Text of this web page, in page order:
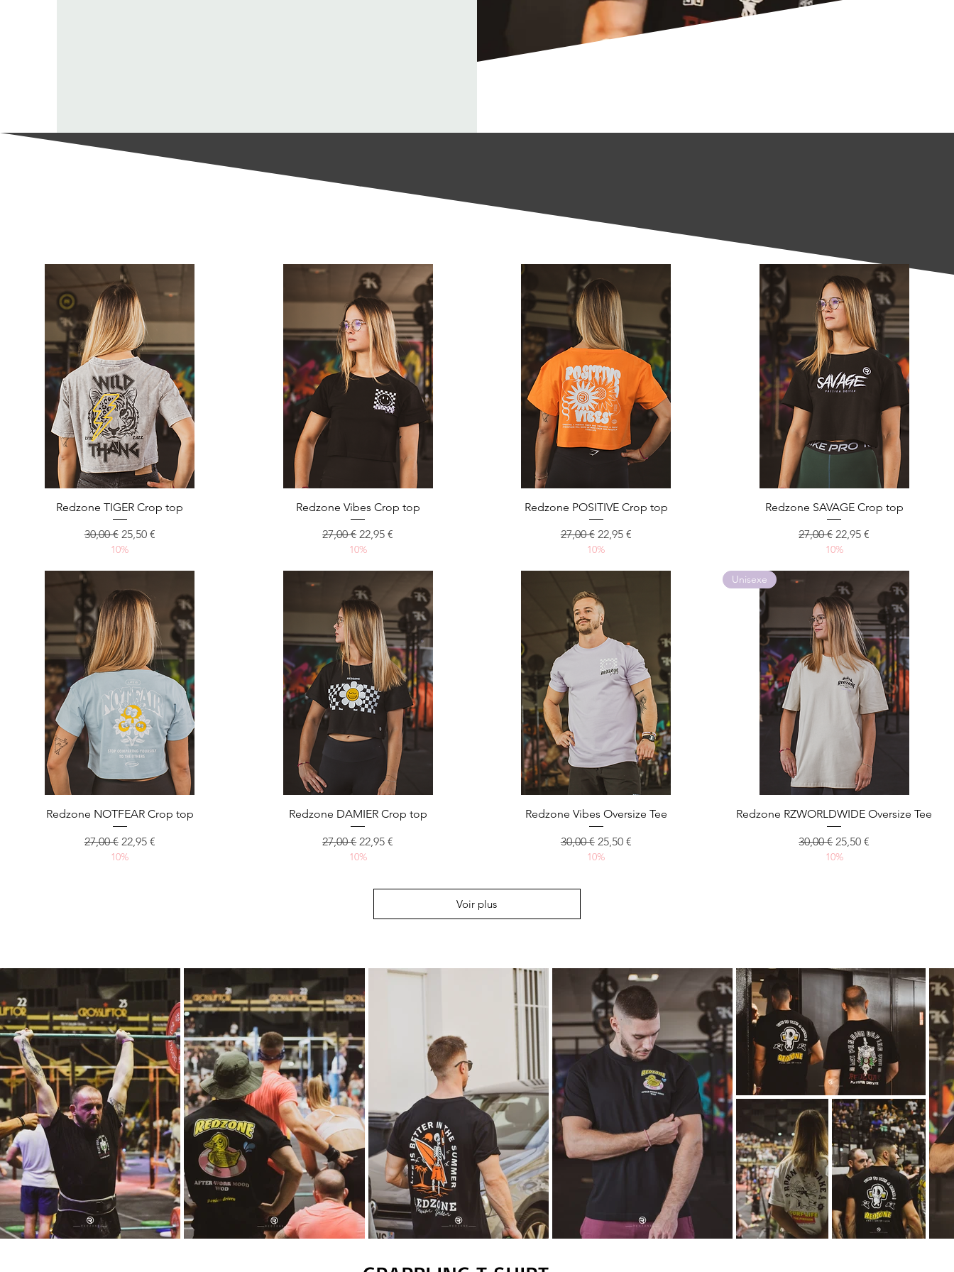
Aperçu rapide
Redzone TIGER Crop top
Prix original
30,00 € Prix promotionnel
25,50 €
10%
Aperçu rapide
Redzone Vibes Crop top
Prix original
27,00 € Prix promotionnel
22,95 €
10%
Aperçu rapide
Redzone POSITIVE Crop top
Prix original
27,00 € Prix promotionnel
22,95 €
10%
Aperçu rapide
Redzone SAVAGE Crop top
Prix original
27,00 € Prix promotionnel
22,95 €
10%
Aperçu rapide
Redzone NOTFEAR Crop top
Prix original
27,00 € Prix promotionnel
22,95 €
10%
Aperçu rapide
Redzone DAMIER Crop top
Prix original
27,00 € Prix promotionnel
22,95 €
10%
Aperçu rapide
Redzone Vibes Oversize Tee
Prix original
30,00 € Prix promotionnel
25,50 €
10%
Aperçu rapide
Unisexe
Redzone RZWORLDWIDE Oversize Tee
Prix original
30,00 € Prix promotionnel
25,50 €
10%
Voir plus